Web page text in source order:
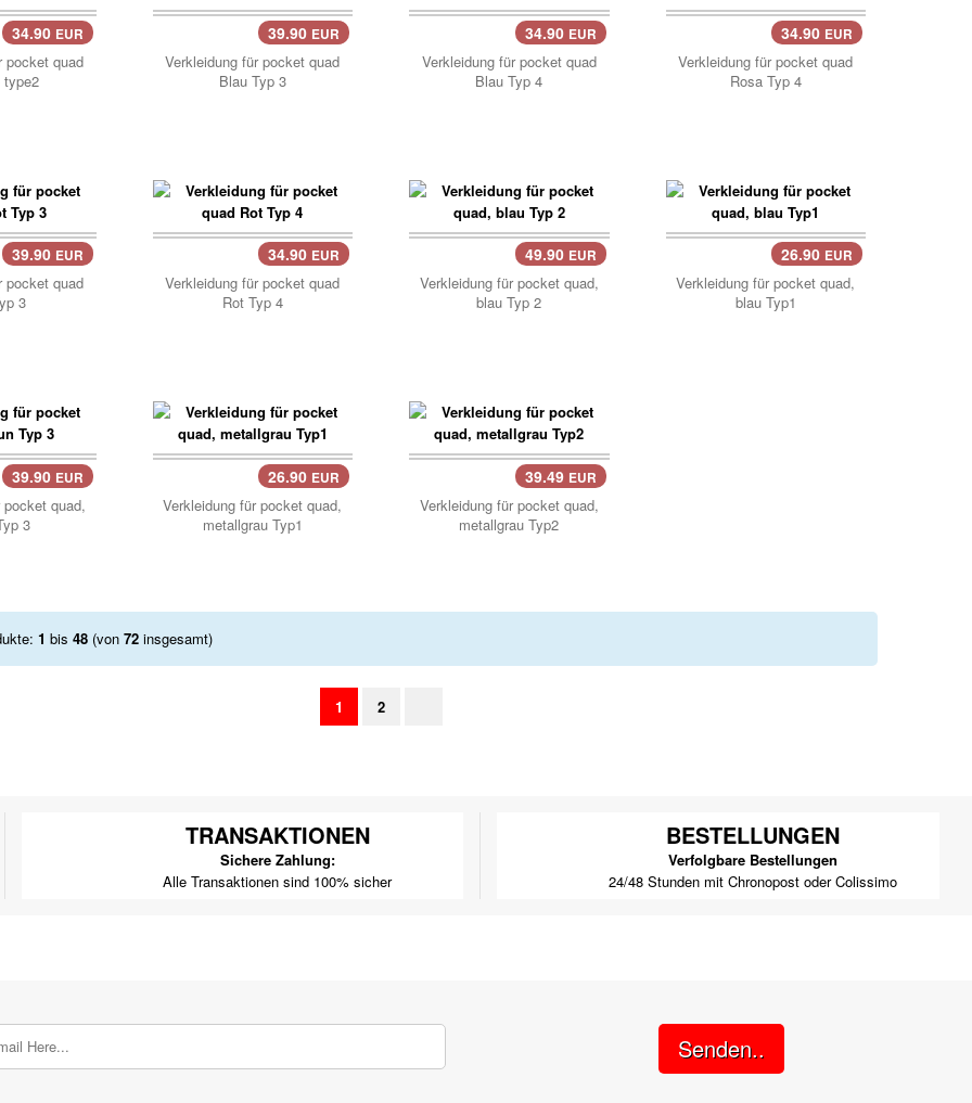
34.90 EUR
pocket quad
type2
39.90 EUR
Verkleidung für pocket quad
Blau Typ 3
34.90 EUR
Verkleidung für pocket quad
Blau Typ 4
34.90 EUR
Verkleidung für pocket quad
Rosa Typ 4
39.90 EUR
pocket quad
3
34.90 EUR
Verkleidung für pocket quad
Rot Typ 4
49.90 EUR
Verkleidung für pocket quad,
blau Typ 2
26.90 EUR
Verkleidung für pocket quad,
blau Typ1
39.90 EUR
quad,
3
26.90 EUR
Verkleidung für pocket quad,
metallgrau Typ1
39.49 EUR
Verkleidung für pocket quad,
metallgrau Typ2
1 bis 48 (von 72 insgesamt)
1 2
TRANSAKTIONEN
Sichere Zahlung:
Alle Transaktionen sind 100% sicher
BESTELLUNGEN
Verfolgbare Bestellungen
24/48 Stunden mit Chronopost oder Colissimo
Senden..